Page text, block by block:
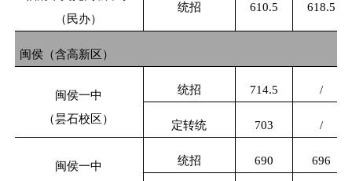
（民办）
统招 610.5 618.5
闽侯（含高新区）
闽侯一中
（昙石校区）
统招 714.5 /
定转统 703 /
闽侯一中
统招 690 696